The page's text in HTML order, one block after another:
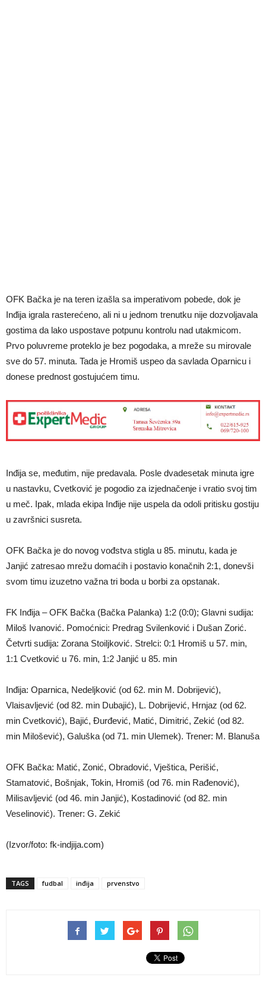
OFK Bačka je na teren izašla sa imperativom pobede, dok je
Inđija igrala rasterećeno, ali ni u jednom trenutku nije dozvoljavala
gostima da lako uspostave potpunu kontrolu nad utakmicom.
Prvo poluvreme proteklo je bez pogodaka, a mreže su mirovale
sve do 57. minuta. Tada je Hromiš uspeo da savlada Oparnicu i
donese prednost gostujućem timu.
Inđija se, međutim, nije predavala. Posle dvadesetak minuta igre
u nastavku, Cvetković je pogodio za izjednačenje i vratio svoj tim
u meč. Ipak, mlada ekipa Inđije nije uspela da odoli pritisku gostiju
u završnici susreta.
OFK Bačka je do novog vođstva stigla u 85. minutu, kada je
Janjić zatresao mrežu domaćih i postavio konačnih 2:1, donevši
svom timu izuzetno važna tri boda u borbi za opstanak.
FK Inđija – OFK Bačka (Bačka Palanka) 1:2 (0:0); Glavni sudija:
Miloš Ivanović. Pomoćnici: Predrag Svilenković i Dušan Zorić.
Četvrti sudija: Zorana Stoiljković. Strelci: 0:1 Hromiš u 57. min,
1:1 Cvetković u 76. min, 1:2 Janjić u 85. min
Inđija: Oparnica, Nedeljković (od 62. min M. Dobrijević),
Vlaisavljević (od 82. min Dubajić), L. Dobrijević, Hrnjaz (od 62.
min Cvetković), Bajić, Đurđević, Matić, Dimitrić, Zekić (od 82.
min Milošević), Galuška (od 71. min Ulemek). Trener: M. Blanuša
OFK Bačka: Matić, Zonić, Obradović, Vještica, Perišić,
Stamatović, Bošnjak, Tokin, Hromiš (od 76. min Rađenović),
Milisavljević (od 46. min Janjić), Kostadinović (od 82. min
Veselinović). Trener: G. Zekić
(Izvor/foto: fk-indjija.com)
TAGS fudbal inđija prvenstvo